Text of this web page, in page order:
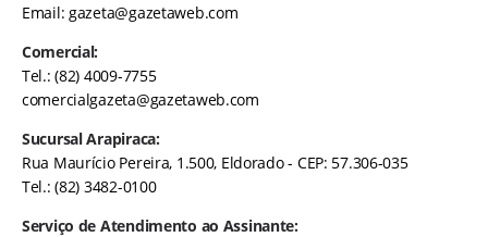
Email:gazeta@gazetaweb.com
Comercial:
Tel.: (82) 4009-7755
comercialgazeta@gazetaweb.com
Sucursal Arapiraca:
Rua Maurício Pereira, 1.500, Eldorado - CEP: 57.306-035
Tel.: (82) 3482-0100
Serviço de Atendimento ao Assinante: